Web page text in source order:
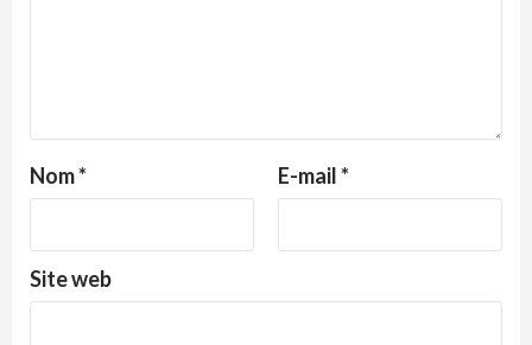
Nom* E-mail*
Site web